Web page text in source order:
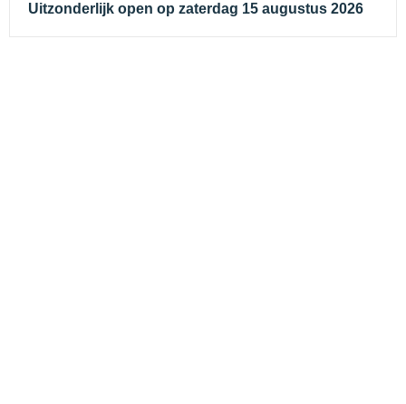
Uitzonderlijk open op zaterdag 15 augustus 2026